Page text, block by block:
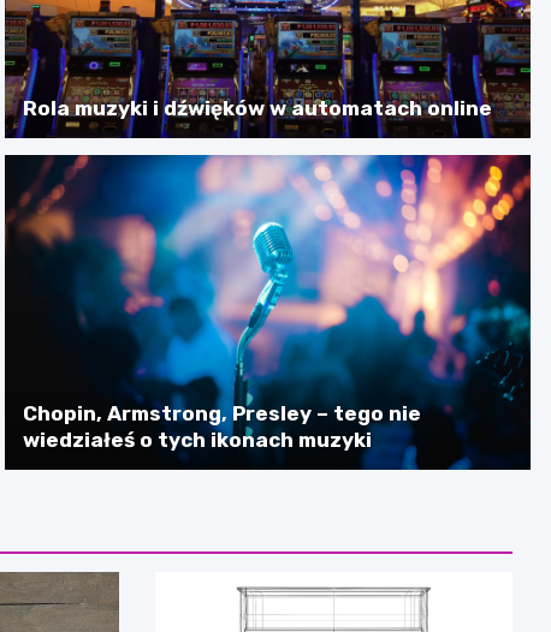
Rola muzyki i dźwięków w automatach online
Chopin, Armstrong, Presley – tego nie
wiedziałeś o tych ikonach muzyki